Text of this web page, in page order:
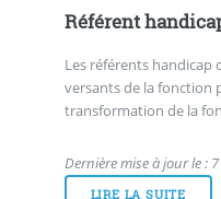
Référent
Les référents handicap
versants de la fonction
transformation de la
Dernière mise à jour le :
LIRE LA SUITE